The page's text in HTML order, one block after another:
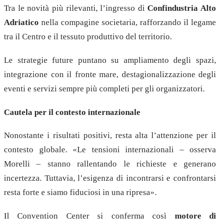
Tra le novità più rilevanti, l’ingresso diConfindustria Alto
Adriatico nella compagine societaria, rafforzando il legame
tra il Centro e il tessuto produttivo del territorio.
Le strategie future puntano su ampliamento degli spazi,
integrazione con il fronte mare, destagionalizzazione degli
eventi e servizi sempre più completi per gli organizzatori.
Cautela per il contesto internazionale
Nonostante i risultati positivi, resta alta l’attenzione per il
contesto globale. «Le tensioni internazionali – osserva
Morelli – stanno rallentando le richieste e generano
incertezza. Tuttavia, l’esigenza di incontrarsi e confrontarsi
resta forte e siamo fiduciosi in una ripresa».
Il Convention Center si conferma così motore di